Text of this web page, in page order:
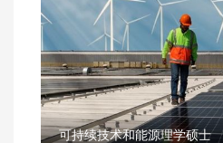
可持续技术和能源理学硕士